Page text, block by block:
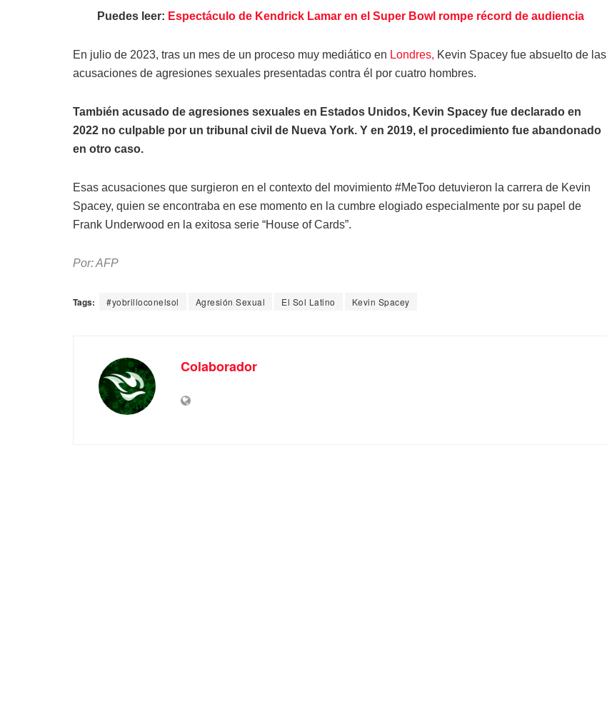
Puedes leer: Espectáculo de Kendrick Lamar en el Super Bowl rompe récord de audiencia
En julio de 2023, tras un mes de un proceso muy mediático en Londres, Kevin Spacey fue absuelto de las
acusaciones de agresiones sexuales presentadas contra él por cuatro hombres.
También acusado de agresiones sexuales en Estados Unidos, Kevin Spacey fue declarado en
2022 no culpable por un tribunal civil de Nueva York. Y en 2019, el procedimiento fue abandonado
en otro caso.
Esas acusaciones que surgieron en el contexto del movimiento #MeToo detuvieron la carrera de Kevin
Spacey, quien se encontraba en ese momento en la cumbre elogiado especialmente por su papel de
Frank Underwood en la exitosa serie “House of Cards”.
Por: AFP
Tags: #yobrilloconelsol Agresión Sexual El Sol Latino Kevin Spacey
Colaborador